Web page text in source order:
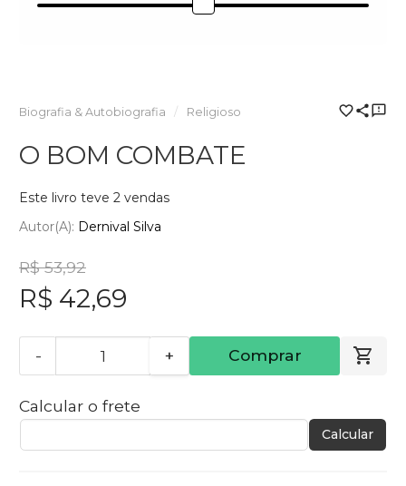
Biografia & Autobiografia Religioso
O BOM COMBATE
Este livro teve 2 vendas
Autor(a): Dernival Silva
R$ 53,92
R$ 42,69
- + Comprar
Calcular o frete
Calcular